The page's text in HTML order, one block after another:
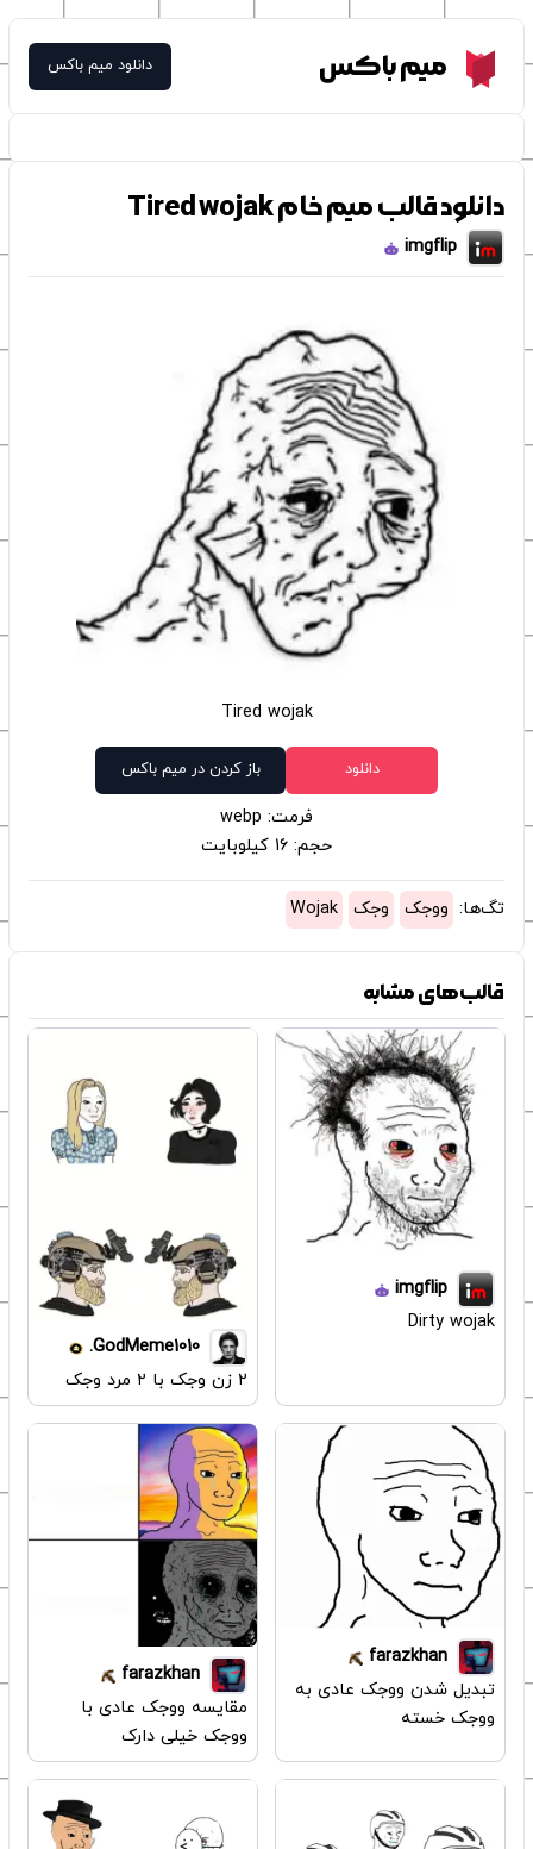
Meme Boxمیم باکس دانلود میم باکس
دانلود قالب میم خام Tired wojak
imgflip
Tired wojak
دانلود باز کردن در میم باکس
فرمت: webp
حجم: 16 کیلوبایت
تگ‌ها: ووجک وجک Wojak
قالب‌های مشابه
imgflip
Dirty wojak
GodMeme1010.
۲ زن وجک با ۲ مرد وجک
farazkhan
تبدیل شدن ووجک عادی به
ووجک خسته
farazkhan
مقایسه ووجک عادی با
ووجک خیلی دارک